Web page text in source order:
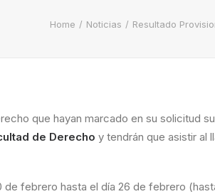
Home Noticias Resultado
que hayan marcado en su solicitud
de Derechoy tendrán que asistir al
febrero hasta el día 26 de febrero